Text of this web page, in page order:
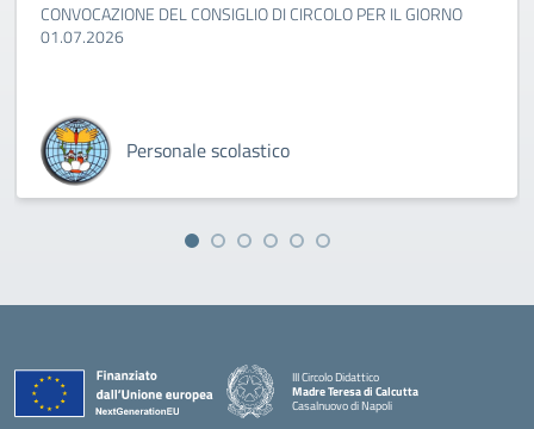
CONVOCAZIONE DEL CONSIGLIO DI CIRCOLO PER IL GIORNO
01.07.2026
Personale scolastico
III Circolo Didattico
Madre Teresa di Calcutta
Casalnuovo di Napoli
— Visita la pagina iniziale della scuola